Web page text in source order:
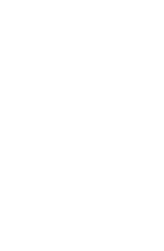
okända, och skriver om ämnen som